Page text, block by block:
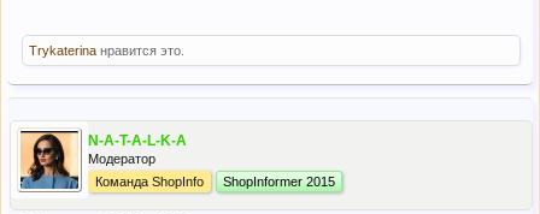
Trykaterina нравится это.
N-A-T-A-L-K-A
Модератор
Команда ShopInfo
ShopInformer 2015